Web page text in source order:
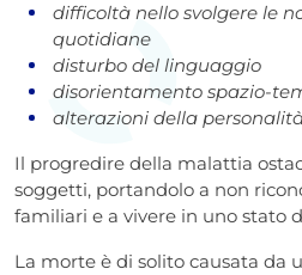
difficoltà nello svolgere le
quotidiane
disturbo del linguaggio
disorientamento spazio-
alterazioni della
Il progredire della malattia
soggetti, portandolo a non
familiari e a vivere in uno stato
La morte è di solito causata da